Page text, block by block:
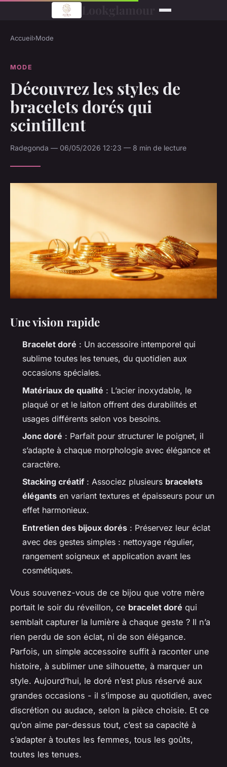
Accueil›Mode
MODE
Découvrez les styles de
bracelets dorés qui
scintillent
Radegonda — 06/05/2026 12:23 — 8 min de lecture
Une vision rapide
Bracelet doré : Un accessoire intemporel qui
sublime toutes les tenues, du quotidien aux
occasions spéciales.
Matériaux de qualité : L’acier inoxydable, le
plaqué or et le laiton offrent des durabilités et
usages différents selon vos besoins.
Jonc doré : Parfait pour structurer le poignet, il
s’adapte à chaque morphologie avec élégance et
caractère.
Stacking créatif : Associez plusieurs bracelets
élégants en variant textures et épaisseurs pour un
effet harmonieux.
Entretien des bijoux dorés : Préservez leur éclat
avec des gestes simples : nettoyage régulier,
rangement soigneux et application avant les
cosmétiques.
Vous souvenez-vous de ce bijou que votre mère
portait le soir du réveillon, ce bracelet doré qui
semblait capturer la lumière à chaque geste ? Il n’a
rien perdu de son éclat, ni de son élégance.
Parfois, un simple accessoire suffit à raconter une
histoire, à sublimer une silhouette, à marquer un
style. Aujourd’hui, le doré n’est plus réservé aux
grandes occasions - il s’impose au quotidien, avec
discrétion ou audace, selon la pièce choisie. Et ce
qu’on aime par-dessus tout, c’est sa capacité à
s’adapter à toutes les femmes, tous les goûts,
toutes les tenues.